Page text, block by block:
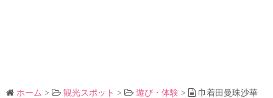
ホーム > 観光スポット > 遊び・体験 >
巾着田曼珠沙華